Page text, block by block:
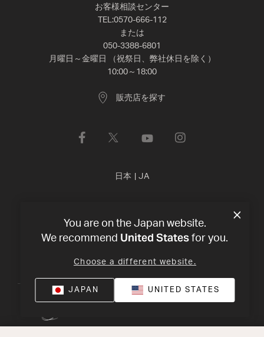
お客様相談センター
TEL:0570-666-112
または
050-3388-6801
月曜日～金曜日 （祝祭日、弊社休日を除く）
10:00～18:00
販売店を探す
日本 JA
Harman
International Industries, Incorporated 無断転載を禁じます。
You are on the Japan website.
We recommend United States for you.
Choose a different website.
JAPAN UNITED STATES